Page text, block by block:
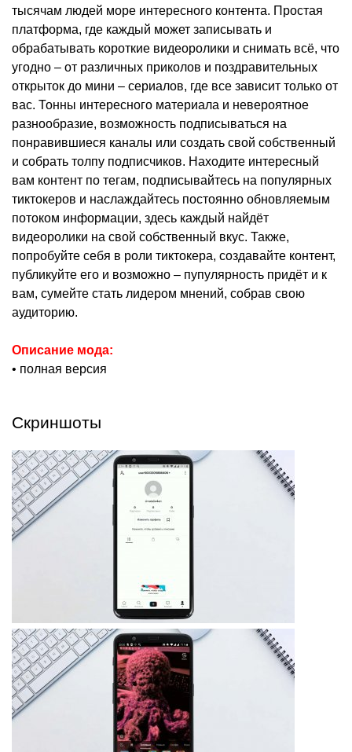
тысячам людей море интересного контента. Простая
платформа, где каждый может записывать и
обрабатывать короткие видеоролики и снимать всё, что
угодно – от различных приколов и поздравительных
открыток до мини – сериалов, где все зависит только от
вас. Тонны интересного материала и невероятное
разнообразие, возможность подписываться на
понравившиеся каналы или создать свой собственный
и собрать толпу подписчиков. Находите интересный
вам контент по тегам, подписывайтесь на популярных
тиктокеров и наслаждайтесь постоянно обновляемым
потоком информации, здесь каждый найдёт
видеоролики на свой собственный вкус. Также,
попробуйте себя в роли тиктокера, создавайте контент,
публикуйте его и возможно – пупулярность придёт и к
вам, сумейте стать лидером мнений, собрав свою
аудиторию.
Описание мода:
• полная версия
Скриншоты